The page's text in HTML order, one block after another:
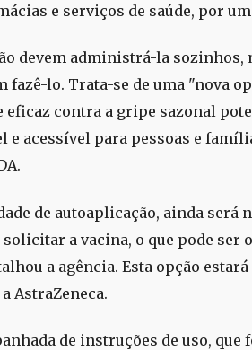
e serviços de saúde, por
devem administrá-la sozinhos,
fazê-lo. Trata-se de uma "nova
eficaz contra a gripe sazonal
e acessível para pessoas e
de autoaplicação, ainda será
a vacina, o que pode ser
a agência. Esta opção
AstraZeneca.
de instruções de uso, que